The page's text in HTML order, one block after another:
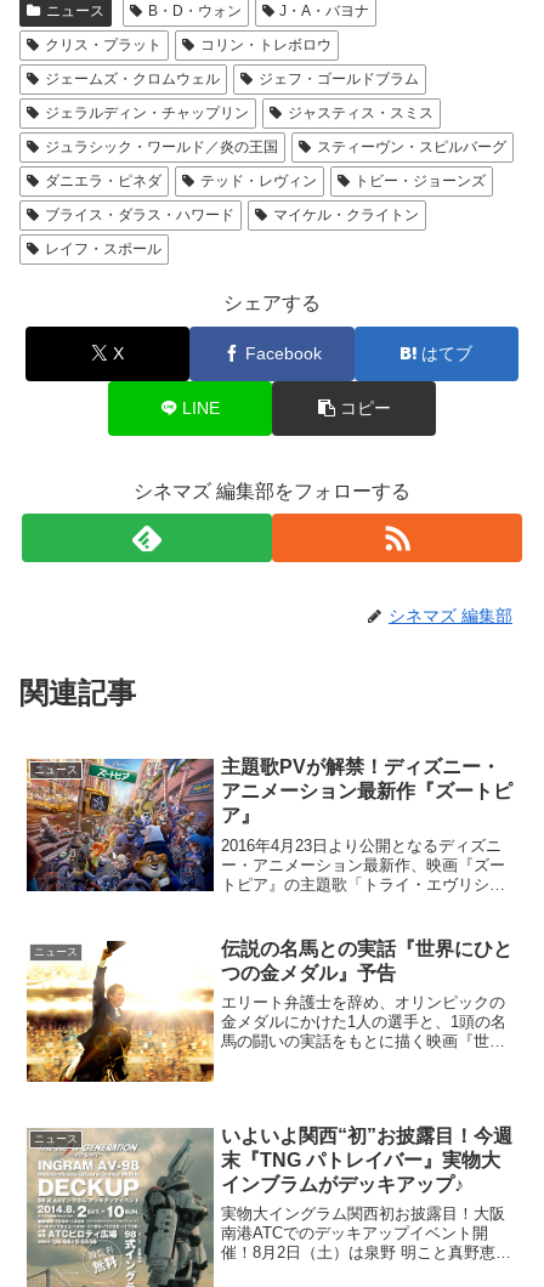
ニュース B・D・ウォン
J・A・バヨナ
クリス・プラット
コリン・トレボロウ
ジェームズ・クロムウェル
ジェフ・ゴールドブラム
ジェラルディン・チャップリン
ジャスティス・スミス
ジュラシック・ワールド／炎の王国
スティーヴン・スピルバーグ
ダニエラ・ピネダ
テッド・レヴィン
トビー・ジョーンズ
ブライス・ダラス・ハワード
マイケル・クライトン
レイフ・スポール
シェアする
X Facebook はてブ
LINE コピー
シネマズ 編集部をフォローする
シネマズ 編集部
関連記事
ニュース
主題歌PVが解禁！ディズニー・
アニメーション最新作『ズートピ
ア』
2016年4月23日より公開となるディズニ
ー・アニメーション最新作、映画『ズー
トピア』の主題歌「トライ・エヴリシン
う「トライ・エヴリシング」PV解禁動物
が人...
ニュース
伝説の名馬との実話『世界にひと
つの金メダル』予告
エリート弁護士を辞め、オリンピックの
金メダルにかけた1人の選手と、1頭の名
馬の闘いの実話をもとに描く映画『世界
ニュース
いよいよ関西“初”お披露目！今週
末『TNG パトレイバー』実物大
インブラムがデッキアップ♪
実物大イングラム関西初お披露目！大阪
南港ATCでのデッキアップイベント開
催！8月2日（土）は泉野 明こと真野恵里